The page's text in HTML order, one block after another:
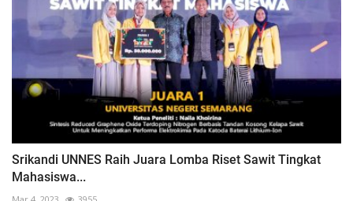
Srikandi UNNES Raih Juara Lomba Riset Sawit Tingkat
Mahasiswa...